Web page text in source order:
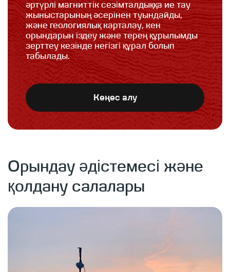
әртүрлі магниттік сезімталдыққа ие тау
жыныстарының әсерінен туындайды,
және геологиялық карталау, кен
орындарын іздеу және терең құрылымды
зерттеу кезінде негізгі құрал болып
табылады.
Кеңес алу
Орындау әдістемесі және
қолдану салалары